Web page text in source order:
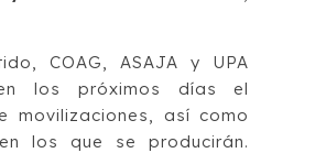
COAG, ASAJA y UPA
en los próximos días el
movilizaciones, así como
los que se producirán.